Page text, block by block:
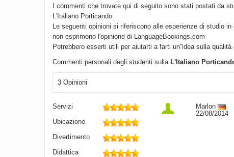
I commenti che trovate qui di seguito sono stati postati da
L'Italiano Porticando
Le seguenti opinioni si riferiscono alle esperienze di studio
non esprimono l'opinione di LanguageBookings.com
Potrebbero esserti utili per aiutarti a farti un''idea sulla qualità
Commenti personali degli studenti sulla L'Italiano
3 Opinioni
Servizi
Ubicazione
Divertimento
Didattica
Marlon
22/08/2014